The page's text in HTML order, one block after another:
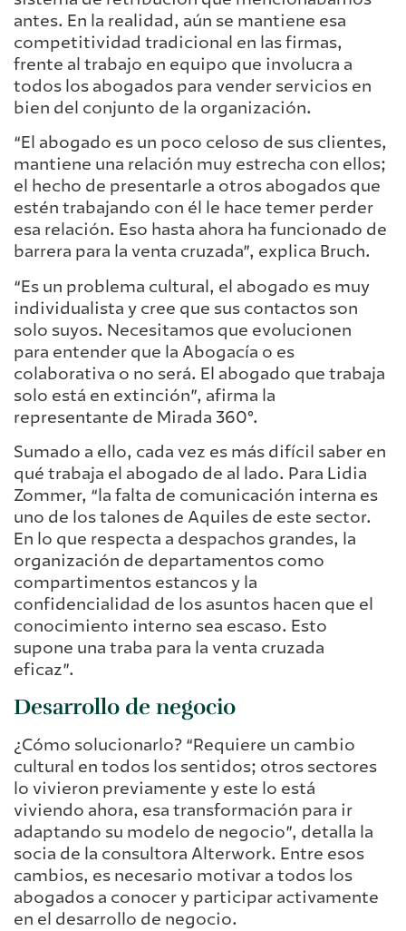
antes. En la realidad, aún se mantiene esa
competitividad tradicional en las firmas,
frente al trabajo en equipo que involucra a
todos los abogados para vender servicios en
bien del conjunto de la organización.
“El abogado es un poco celoso de sus clientes,
mantiene una relación muy estrecha con ellos;
el hecho de presentarle a otros abogados que
estén trabajando con él le hace temer perder
esa relación. Eso hasta ahora ha funcionado de
barrera para la venta cruzada”, explica Bruch.
“Es un problema cultural, el abogado es muy
individualista y cree que sus contactos son
solo suyos. Necesitamos que evolucionen
para entender que la Abogacía o es
colaborativa o no será. El abogado que trabaja
solo está en extinción”, afirma la
representante de Mirada 360°.
Sumado a ello, cada vez es más difícil saber en
qué trabaja el abogado de al lado. Para Lidia
Zommer, “la falta de comunicación interna es
uno de los talones de Aquiles de este sector.
En lo que respecta a despachos grandes, la
organización de departamentos como
compartimentos estancos y la
confidencialidad de los asuntos hacen que el
conocimiento interno sea escaso. Esto
supone una traba para la venta cruzada
eficaz”.
Desarrollo de negocio
¿Cómo solucionarlo? “Requiere un cambio
cultural en todos los sentidos; otros sectores
lo vivieron previamente y este lo está
viviendo ahora, esa transformación para ir
adaptando su modelo de negocio”, detalla la
socia de la consultora Alterwork. Entre esos
cambios, es necesario motivar a todos los
abogados a conocer y participar activamente
en el desarrollo de negocio.